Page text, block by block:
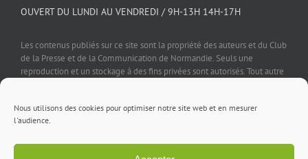
Nous utilisons des cookies pour optimiser notre site web et en mesurer
l'audience.
OUVERT DU LUNDI AU VENDREDI / 9H-13H 14H-17H
Les contenus publiés sur ce site sont la propriété des auteurs et du Club
de la Presse et de la Communication de Normandie. Seuls une
reproduction et un stockage à des fins privées sont autorisés. Tout autre